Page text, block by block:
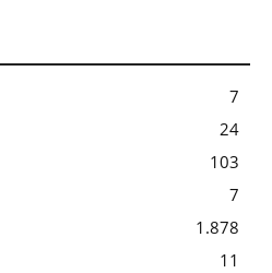
7
24
103
7
1.878
11